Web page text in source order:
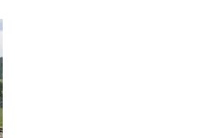
4407-4419 F+D+CH
601-619